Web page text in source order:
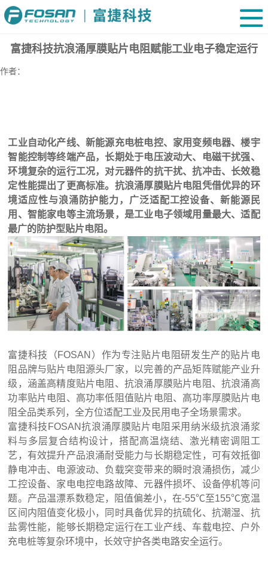
富捷科技抗浪涌厚膜贴片电阻赋能工业电子稳定运行
作者：
工业自动化产线、新能源充电桩电控、家用变频电器、楼宇
智能控制等终端产品，长期处于电压波动大、电磁干扰强、
环境复杂的运行工况，对元器件的抗干扰、抗冲击、长效稳
定性能提出了更高标准。抗浪涌厚膜贴片电阻凭借优异的环
境适应性与浪涌防护能力，广泛适配工控设备、新能源民
用、智能家电等主流场景，是工业电子领域用量最大、适配
最广的防护型贴片电阻。
富捷科技（FOSAN）作为专注贴片电阻研发生产的贴片电
阻品牌与贴片电阻源头厂家，以完善的产品矩阵赋能产业升
级，涵盖高精度贴片电阻、抗浪涌厚膜贴片电阻、抗浪涌高
功率贴片电阻、高功率低阻值贴片电阻、高功率厚膜贴片电
阻全品类系列，全方位适配工业及民用电子全场景需求。
富捷科技FOSAN抗浪涌厚膜贴片电阻采用纳米级抗浪涌浆
料与多层复合结构设计，搭配高温烧结、激光精密调阻工
艺，有效提升产品浪涌耐受能力与长期稳定性，可有效抵御
静电冲击、电源波动、负载突变带来的瞬时浪涌损伤，减少
工控设备、家电电控电路故障、元器件损坏、设备停机等问
题。产品温漂系数稳定，阻值偏差小，在-55℃至155℃宽温
区间内阻值变化极小，同时具备优异的抗硫化、抗潮湿、抗
盐雾性能，能够长期稳定运行在工业产线、车载电控、户外
充电桩等复杂环境中，长效守护各类电路安全运行。